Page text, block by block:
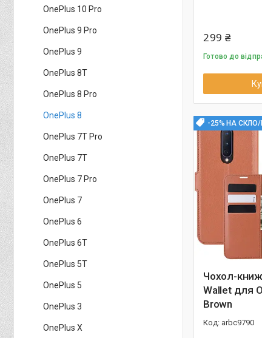
299 ₴
Готово до
-25% НА СКЛО/
Чохол-
Wallet для
Brown
arbc9790
OnePlus 10 Pro
OnePlus 9 Pro
OnePlus 9
OnePlus 8T
OnePlus 8 Pro
OnePlus 8
OnePlus 7T Pro
OnePlus 7T
OnePlus 7 Pro
OnePlus 7
OnePlus 6
OnePlus 6T
OnePlus 5T
OnePlus 5
OnePlus 3
OnePlus X